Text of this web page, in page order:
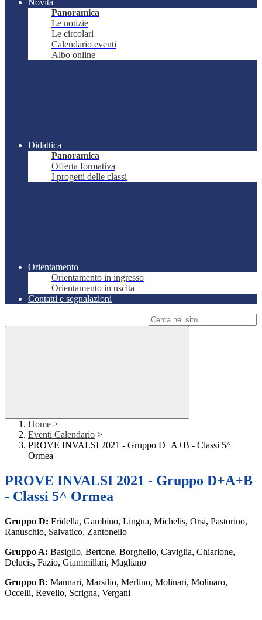
Novità
Panoramica
Le notizie
Le circolari
Calendario eventi
Albo online
Didattica
Panoramica
Offerta formativa
I progetti delle classi
Orientamento
Orientamento in ingresso
Orientamento in uscita
Contatti e segnalazioni
Home >
Eventi Calendario >
PROVE INVALSI 2021 - Gruppo D+A+B - Classi 5^
Ormea
PROVE INVALSI 2021 - Gruppo D+A+B
- Classi 5^ Ormea
Gruppo D: Fridella, Gambino, Lingua, Michelis, Orsi, Pastorino,
Ranuschio, Salvatico, Zantonello
Gruppo A: Basiglio, Bertone, Borghello, Caviglia, Chiarlone,
Delucis, Fazio, Giammillari, Magliano
Gruppo B: Mannari, Marsilio, Merlino, Molinari, Molinaro,
Occelli, Revello, Scrigna, Vergani